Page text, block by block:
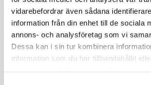
vidarebefordrar även sådana
information från din enhet till de sociala
annons- och analysföretag som vi
Dessa kan i sin tur kombinera
information som du har tillhandahållit
och mindre värk än tidigare.
se om värdet är bättre
David Malmsten
39 år